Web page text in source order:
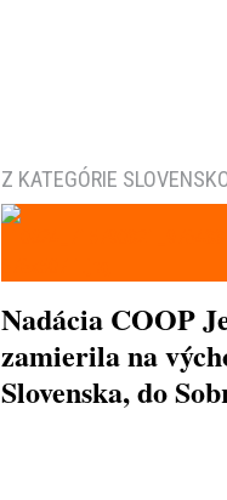
Z KATEGÓRIE
Nadácia COOP
zamierila na
Slovenska, do